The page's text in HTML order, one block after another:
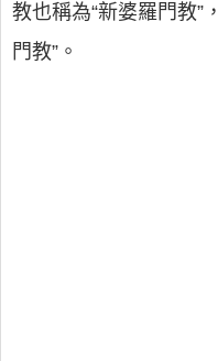
教也稱為“新婆羅門教”
門教”。